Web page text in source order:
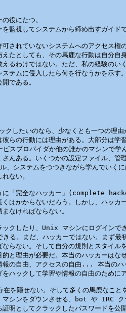
役にたつ。
を監視してシステムから締め出すガイド
可されていないシステムへのアクセス権
えたとしても、その馬鹿な行動は自分自
るわけではない。ただ、私の経験のい
テムに侵入したら何を行なうかを示す
である。
クしたいのなら、少なくとも一つの理由
らの行動には理由がある。大部分は学
スプロバイダか他の誰かのマシンで学
んある。いくつかの設定ファイル、管
システムをつつきながら学んでいくに
ない。
に「完全なハッカー」(complete
はかからないだろう。しかし、ハッカ
なければならない。
ックしたり、Unix マシンにログインで
る。まだ、ハッカーではない。まず最
らない。そして自分の規則とスタイル
と理由が必要だ。本当のハッカーはな
報の自由、アクセスの自由... 本当のハ
をハックして学習や情報の自由のために
を隠せない。そして多くの馬鹿なこと
マシンをダウンさせる、bot や IRC
明としてクラックしたパスワードを公